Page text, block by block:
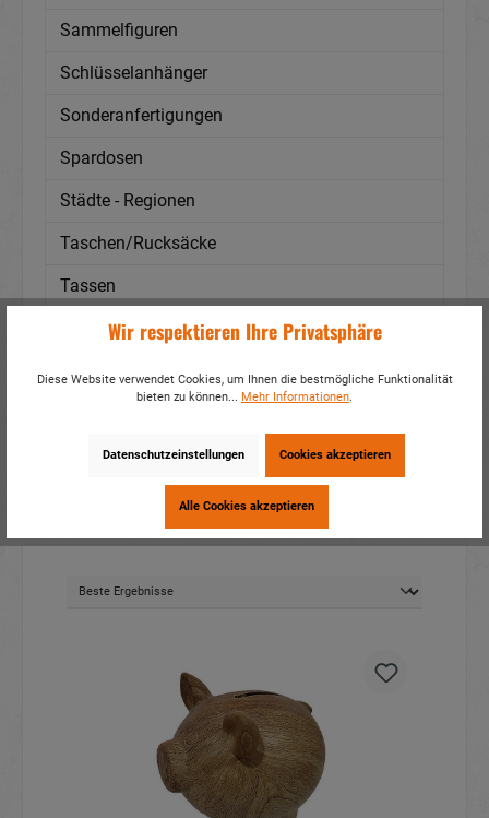
Sammelfiguren
Schlüsselanhänger
Sonderanfertigungen
Spardosen
Städte - Regionen
Taschen/Rucksäcke
Tassen
Themen
Wir respektieren Ihre Privatsphäre
Diese Website verwendet Cookies, um Ihnen die bestmögliche Funktionalität
bieten zu können... Mehr Informationen.
Datenschutzeinstellungen Cookies akzeptieren
Alle Cookies akzeptieren